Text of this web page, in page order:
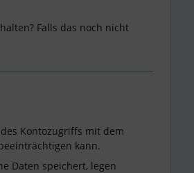
Falls das noch nicht
Kontozugriffs mit dem
kann.
Daten speichert, legen